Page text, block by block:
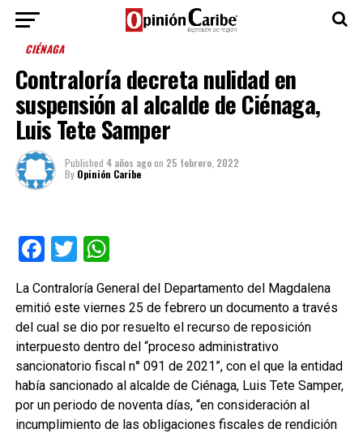
CIÉNAGA
Contraloría decreta nulidad en
suspensión al alcalde de Ciénaga,
Luis Tete Samper
Published 4 años agoon 25 febrero, 2022
By Opinión Caribe
Facebook
TwitterWhatsApp
La Contraloría General del Departamento del Magdalena
emitió este viernes 25 de febrero un documento a través
del cual se dio por resuelto el recurso de reposición
interpuesto dentro del “proceso administrativo
sancionatorio fiscal n° 091 de 2021”, con el que la entidad
había sancionado al alcalde de Ciénaga, Luis Tete Samper,
por un periodo de noventa días, “en consideración al
incumplimiento de las obligaciones fiscales de rendición